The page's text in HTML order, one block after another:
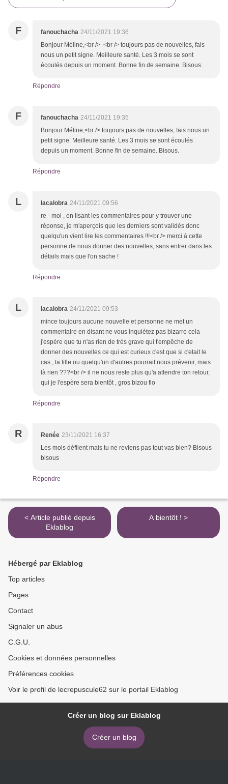
F fanouchacha 24/11/2021 19:36
Bonjour Méline,<br /> <br /> toujours pas de nouvelles, fais
nous un petit signe. Meilleure santé. Les 3 mois se sont
écoulés depuis un moment. Bonne fin de semaine. Bisous.
Répondre
F fanouchacha 24/11/2021 19:35
Bonjour Méline,<br /> toujours pas de nouvelles, fais nous un
petit signe. Meilleure santé. Les 3 mois se sont écoulés
depuis un moment. Bonne fin de semaine. Bisous.
Répondre
L lacalobra 24/11/2021 09:56
re - moi , en lisant les commentaires pour y trouver une
réponse, je m'aperçois que les derniers sont validés donc
quelqu'un vient lire les commentaires !!!<br /> merci à cette
personne de nous donner des nouvelles, sans entrer dans les
détails mais que l'on sache !
Répondre
L lacalobra 24/11/2021 09:53
mince toujours aucune nouvelle et personne ne met un
commentaire en disant ne vous inquiétez pas bizarre cela
j'espère que tu n'as rien de très grave qui t'empêche de
donner des nouvelles ce qui est curieux c'est que si c'etait le
cas , ta fille ou quelqu'un d'autres pourrait nous prévenir, mais
là rien ???<br /> il ne nous reste plus qu'a attendre ton retour,
qui je l'espère sera bientôt , gros bizou flo
Répondre
R Renée 23/11/2021 16:37
Les mois défilent mais tu ne reviens pas tout vas bien? Bisous
bisous
Répondre
< Article publié depuis
Eklablog
A bientôt ! >
Hébergé par Eklablog
Top articles
Pages
Contact
Signaler un abus
C.G.U.
Cookies et données personnelles
Préférences cookies
Voir le profil de lecrepuscule62 sur le portail Eklablog
Créer un blog sur Eklablog
Créer un blog